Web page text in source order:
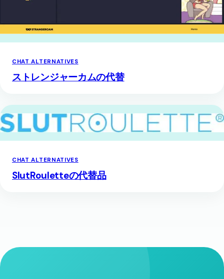
CHAT ALTERNATIVES
ストレンジャーカムの代替
CHAT ALTERNATIVES
SlutRouletteの代替品